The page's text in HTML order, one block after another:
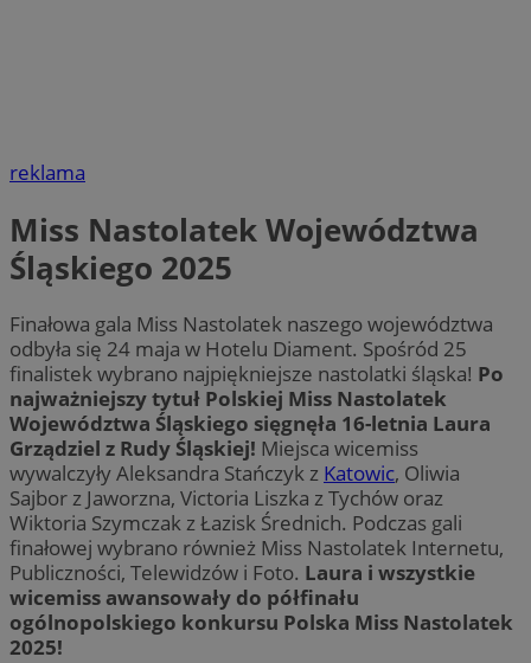
reklama
Miss Nastolatek Województwa
Śląskiego 2025
Finałowa gala Miss Nastolatek naszego województwa
odbyła się 24 maja w Hotelu Diament. Spośród 25
finalistek wybrano najpiękniejsze nastolatki śląska! Po
najważniejszy tytuł Polskiej Miss Nastolatek
Województwa Śląskiego sięgnęła 16-letnia Laura
Grządziel z Rudy Śląskiej! Miejsca wicemiss
wywalczyły Aleksandra Stańczyk z Katowic, Oliwia
Sajbor z Jaworzna, Victoria Liszka z Tychów oraz
Wiktoria Szymczak z Łazisk Średnich. Podczas gali
finałowej wybrano również Miss Nastolatek Internetu,
Publiczności, Telewidzów i Foto. Laura i wszystkie
wicemiss awansowały do półfinału
ogólnopolskiego konkursu Polska Miss Nastolatek
2025!